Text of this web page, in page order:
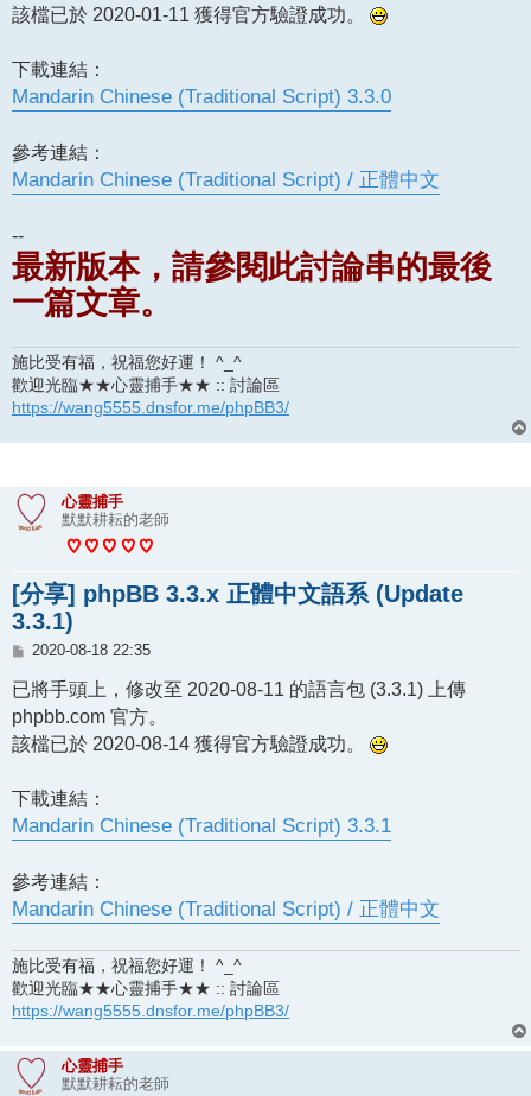
該檔已於 2020-01-11 獲得官方驗證成功。
下載連結：
Mandarin Chinese (Traditional Script) 3.3.0
參考連結：
Mandarin Chinese (Traditional Script) / 正體中文
--
最新版本，請參閱此討論串的最後
一篇文章。
施比受有福，祝福您好運！ ^_^
歡迎光臨★★心靈捕手★★ :: 討論區
https://wang5555.dnsfor.me/phpBB3/
心靈捕手
默默耕耘的老師
[分享] phpBB 3.3.x 正體中文語系 (Update
3.3.1)
文
2020-08-18 22:35
已將手頭上，修改至 2020-08-11 的語言包 (3.3.1) 上傳
phpbb.com 官方。
該檔已於 2020-08-14 獲得官方驗證成功。
下載連結：
Mandarin Chinese (Traditional Script) 3.3.1
參考連結：
Mandarin Chinese (Traditional Script) / 正體中文
施比受有福，祝福您好運！ ^_^
歡迎光臨★★心靈捕手★★ :: 討論區
https://wang5555.dnsfor.me/phpBB3/
心靈捕手
默默耕耘的老師